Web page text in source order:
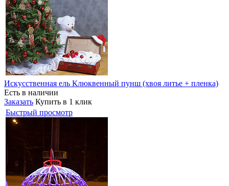
Искусственная ель Клюквенный пунш (хвоя литье + пленка)
Есть в наличии
Заказать Купить в 1 клик
Быстрый просмотр